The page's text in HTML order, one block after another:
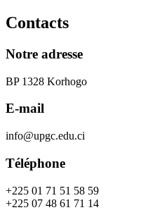
Contacts
Notre adresse
BP 1328 Korhogo
E-mail
info@upgc.edu.ci
Téléphone
+225 01 71 51 58 59
+225 07 48 61 71 14